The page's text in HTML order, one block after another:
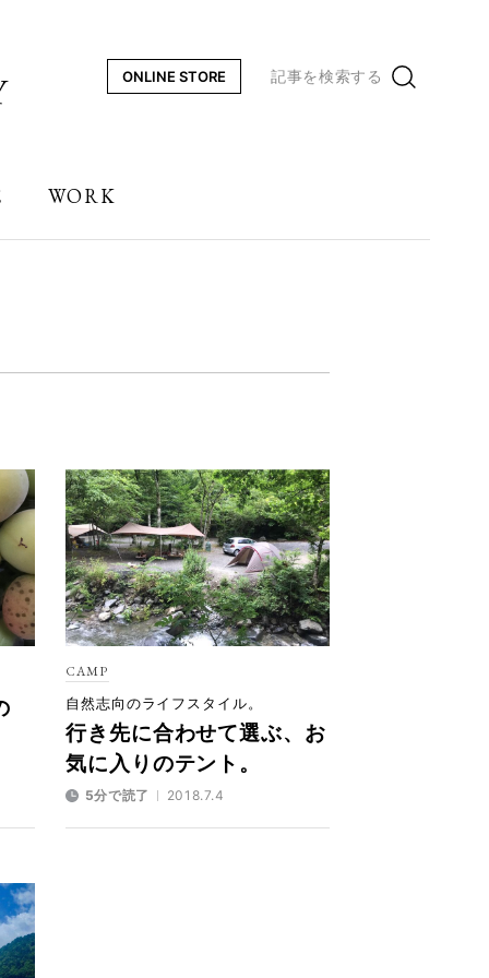
ONLINE STORE 記事を検索する
WORK
CAMP
自然志向のライフスタイル。
行き先に合わせて選ぶ、お
気に入りのテント。
5分で読了 2018.7.4